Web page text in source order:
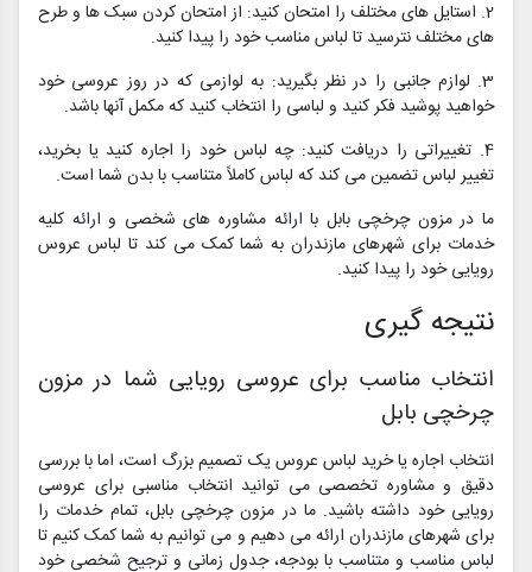
2. استایل های مختلف را امتحان کنید: از امتحان کردن سبک ها و طرح
های مختلف نترسید تا لباس مناسب خود را پیدا کنید.
3. لوازم جانبی را در نظر بگیرید: به لوازمی که در روز عروسی خود
خواهید پوشید فکر کنید و لباسی را انتخاب کنید که مکمل آنها باشد.
4. تغییراتی را دریافت کنید: چه لباس خود را اجاره کنید یا بخرید،
تغییر لباس تضمین می کند که لباس کاملاً متناسب با بدن شما است.
ما در مزون چرخچی بابل با ارائه مشاوره های شخصی و ارائه کلیه
خدمات برای شهرهای مازندران به شما کمک می کند تا لباس عروس
رویایی خود را پیدا کنید.
نتیجه گیری
انتخاب مناسب برای عروسی رویایی شما در مزون
چرخچی بابل
انتخاب اجاره یا خرید لباس عروس یک تصمیم بزرگ است، اما با بررسی
دقیق و مشاوره تخصصی می توانید انتخاب مناسبی برای عروسی
رویایی خود داشته باشید. ما در مزون چرخچی بابل، تمام خدمات را
برای شهرهای مازندران ارائه می دهیم و می توانیم به شما کمک کنیم تا
لباس مناسب و متناسب با بودجه، جدول زمانی و ترجیح شخصی خود